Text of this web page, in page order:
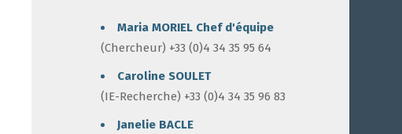
Maria MORIEL Chef d'équipe
(Chercheur) +33 (0)4 34 35 95 64
Caroline SOULET
(IE-Recherche) +33 (0)4 34 35 96 83
Janelie BACLE